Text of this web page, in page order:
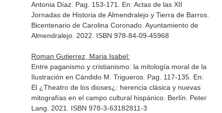
Antonia Díaz. Pag. 153-171. En: Actas de las XII
Jornadas de Historia de Almendralejo y Tierra de Barros.
Bicentenario de Carolina Coronado. Ayuntamiento de
Almendralejo. 2022. ISBN 978-84-09-45968
Roman Gutierrez, Maria Isabel:
Entre paganismo y cristianismo: la mitología moral de la
Ilustración en Cándido M. Trigueros. Pag. 117-135. En:
El ¿Theatro de los dioses¿: herencia clásica y nuevas
mitografías en el campo cultural hispánico. Berlín. Peter
Lang. 2021. ISBN 978-3-63182811-3